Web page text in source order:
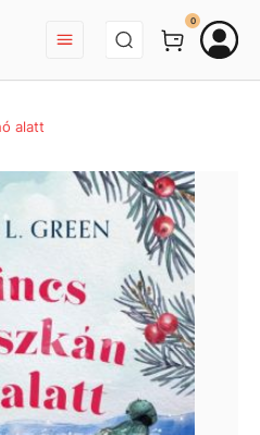
BEJELENTKEZÉS
0
alatt